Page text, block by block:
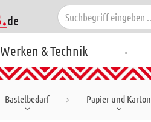
Werken & Technik .
Bastelbedarf Papier und Karton